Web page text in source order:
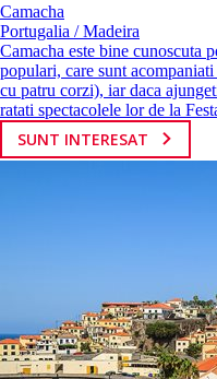
Camacha
Portugalia / Madeira
Camacha este bine cunoscuta
populari, care sunt
cu patru corzi), iar daca
ratati spectacolele lor de la
SUNT INTERESAT